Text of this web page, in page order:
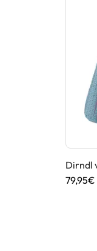
Dirndl
79,95€